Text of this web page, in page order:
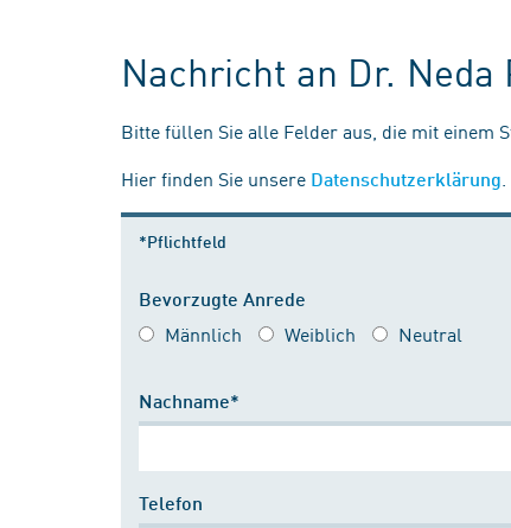
Nachricht an Dr. Neda
Bitte füllen Sie alle Felder aus, die mit einem
Hier finden Sie unsere Datenschutzerklärung
*Pflichtfeld
Bevorzugte Anrede
Männlich Weiblich Neutral
Nachname*
Telefon